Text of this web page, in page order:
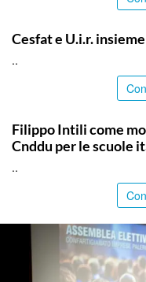
Cesfat e U.i.r.
..
Filippo Intili come
Cnddu per le scuole
..